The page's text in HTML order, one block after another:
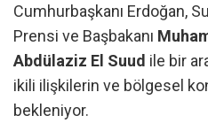
Cumhurbaşkanı Erdoğan,
Prensi ve Başbakanı
Abdülaziz El Suud ile bir
ikili ilişkilerin ve bölgesel
bekleniyor.